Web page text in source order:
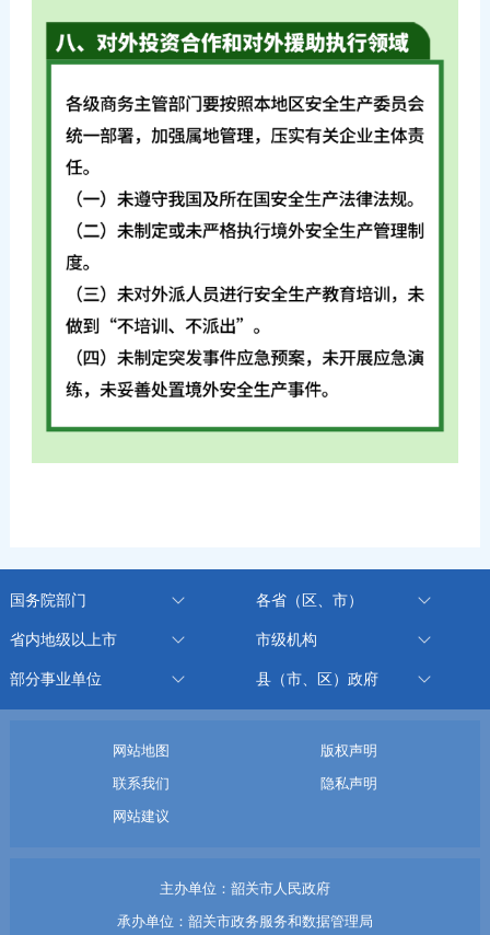
国务院部门 各省（区、市）
省内地级以上市 市级机构
部分事业单位 县（市、区）政府
网站地图
版权声明
联系我们
隐私声明
网站建议
主办单位：韶关市人民政府
承办单位：韶关市政务服务和数据管理局